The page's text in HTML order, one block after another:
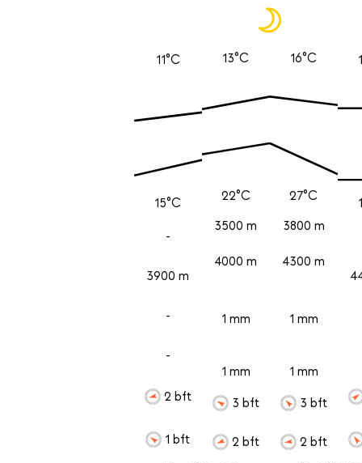
11°C
15°C
-
3900 m
-
-
2 bft
1 bft
13°C
22°C
3500 m
4000 m
1 mm
1 mm
3 bft
2 bft
16°C
27°C
3800 m
4300 m
1 mm
1 mm
3 bft
2 bft